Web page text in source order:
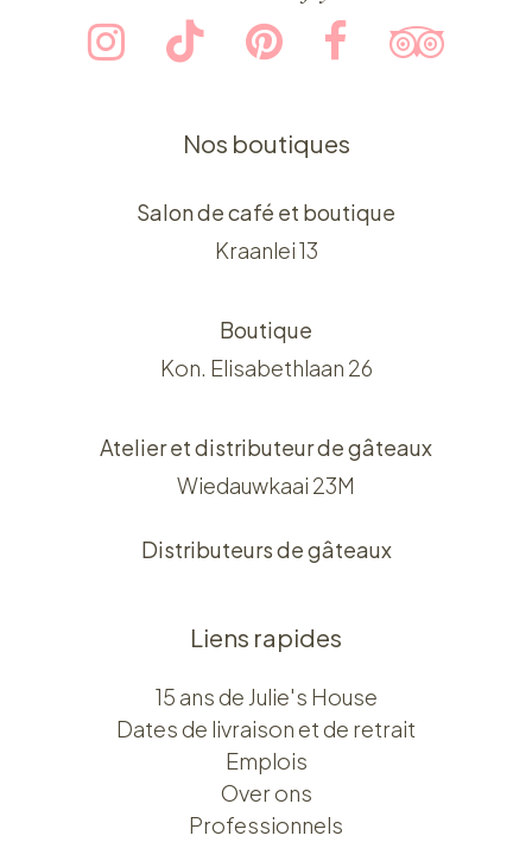
Nos boutiques
Salon de café et boutique
Kraanlei 13
Boutique
Kon. Elisabethlaan 26
Atelier et distributeur de gâteaux
Wiedauwkaai 23M
Distributeurs de gâteaux
Liens rapides
15 ans de Julie's House
Dates de livraison et de retrait
Emplois
Over ons​​
Professionnels